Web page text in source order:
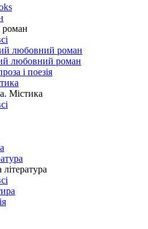
любовний роман
любовний роман
і поезія
Містика